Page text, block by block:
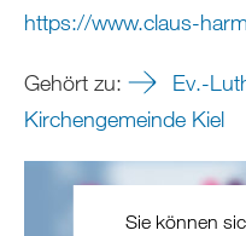
https://www.claus-
Gehört zu:
Ev.-
Kirchengemeinde Kiel
Sie können